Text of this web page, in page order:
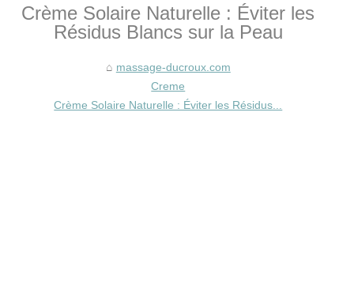
Crème Solaire Naturelle : Éviter les
Résidus Blancs sur la Peau
massage-ducroux.com
Creme
Crème Solaire Naturelle : Éviter les Résidus...